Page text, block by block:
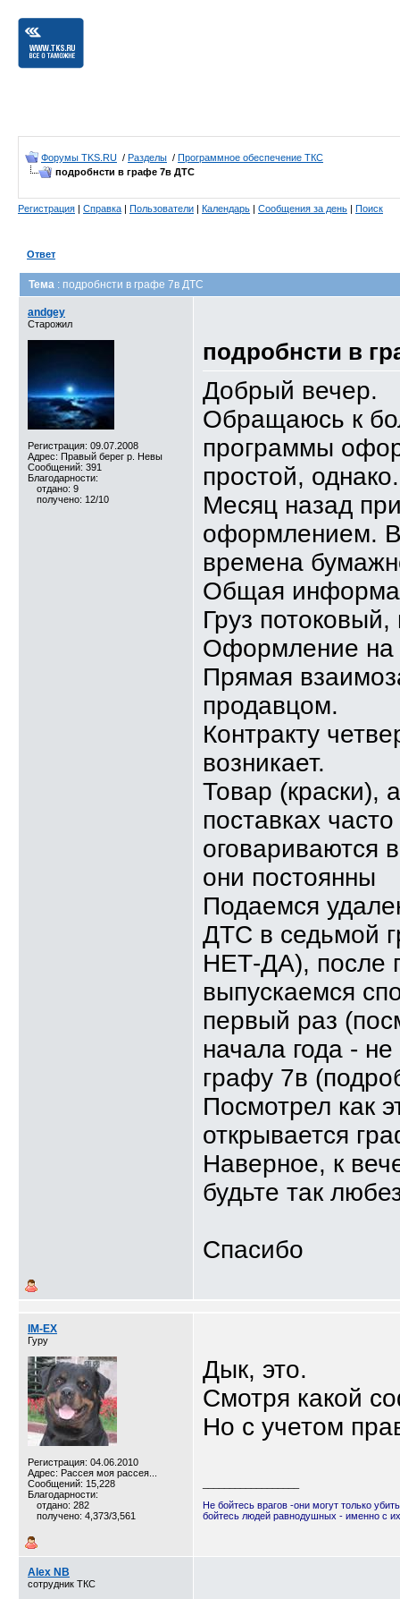
Форумы TKS.RU / Разделы / Программное обеспечение ТКС
подробнсти в графе 7в ДТС
Регистрация | Справка | Пользователи | Календарь | Сообщения за день | Поиск
Ответ
Тема : подробнсти в графе 7в ДТС
andgey
Старожил
Регистрация: 09.07.2008
Адрес: Правый берег р. Невы
Сообщений: 391
Благодарности:
отдано: 9
получено: 12/10
подробнсти в
Добрый вечер.
Обращаюсь к
программы
простой,
Месяц назад
оформлением.
времена
Общая
Груз
Оформление на
Прямая
продавцом.
Контракту
возникает.
Товар (краски),
поставках
оговариваются
они постоянны
Подаемся
ДТС в седьмой
НЕТ-ДА), после
выпускаемся
первый раз
начала года -
графу 7в
Посмотрел как
открывается
Наверное, к
будьте так
Спасибо
IM-EX
Гуру
Регистрация: 04.06.2010
Адрес: Рассея моя рассея...
Сообщений: 15,228
Благодарности:
отдано: 282
получено: 4,373/3,561
Дык, это.
Смотря какой
Но с учетом
Не бойтесь врагов -они могут только
бойтесь людей равнодушных - именно с
Alex NB
сотрудник ТКС